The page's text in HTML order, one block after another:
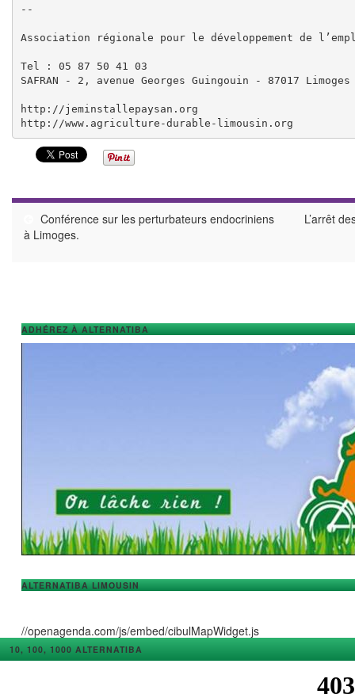
--
Association régionale pour le développement de
Tel : 05 87 50 41 03
SAFRAN - 2, avenue Georges Guingouin - 87017 Limoges
http://jeminstallepaysan.org
http://www.agriculture-durable-limousin.org
Conférence sur les perturbateurs endocriniens
à Limoges.
L’arrêt
ADHÉREZ À ALTERNATIBA
ALTERNATIBA LIMOUSIN
//openagenda.com/js/embed/cibulMapWidget.js
10, 100, 1000 ALTERNATIBA